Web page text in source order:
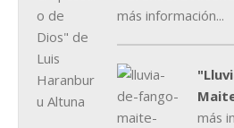
más información...
más